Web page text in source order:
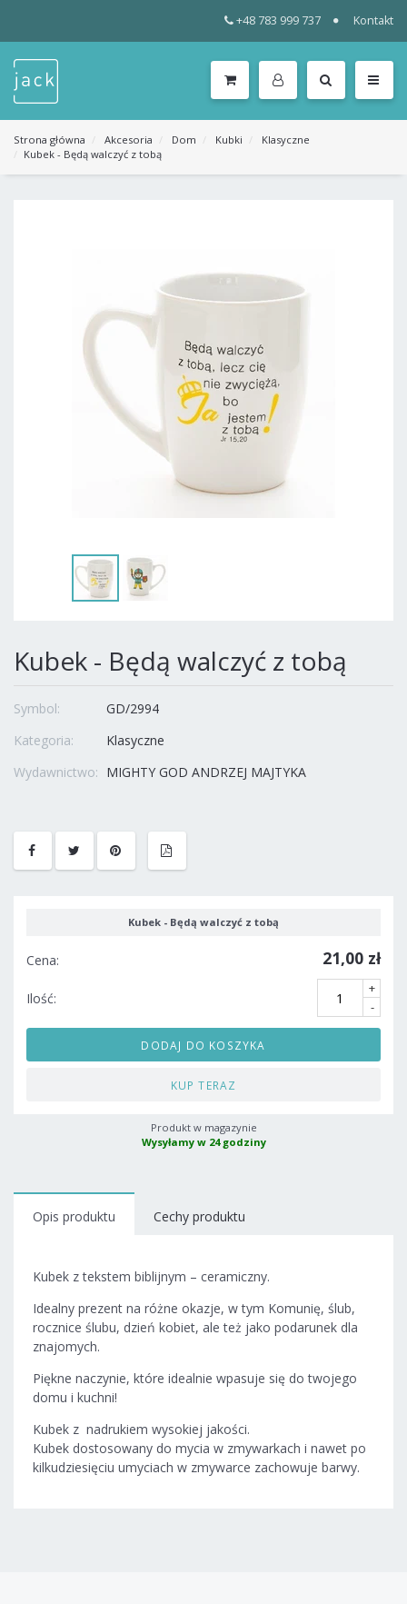
+48 783 999 737 Kontakt
KATEGORIE
MENU
Strona główna Akcesoria Dom Kubki
Klasyczne
Kubek - Będą walczyć z tobą
Kubek - Będą walczyć z tobą
Symbol:
GD/2994
Kategoria:
Klasyczne
Wydawnictwo: MIGHTY GOD ANDRZEJ MAJTYKA
Kubek - Będą walczyć z tobą
Cena: 21,00 zł
Ilość:
+
-
DODAJ DO KOSZYKA
KUP TERAZ
Produkt w magazynie
Wysyłamy w 24 godziny
Opis produktu Cechy produktu
Kubek z tekstem biblijnym – ceramiczny.
Idealny prezent na różne okazje, w tym Komunię, ślub,
rocznice ślubu, dzień kobiet, ale też jako podarunek dla
znajomych.
Piękne naczynie, które idealnie wpasuje się do twojego
domu i kuchni!
Kubek z nadrukiem wysokiej jakości.
Kubek dostosowany do mycia w zmywarkach i nawet po
kilkudziesięciu umyciach w zmywarce zachowuje barwy.